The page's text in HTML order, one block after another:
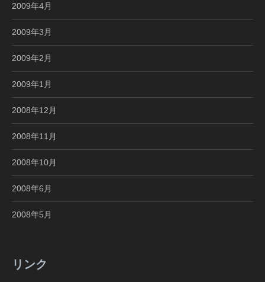
2009年4月
2009年3月
2009年2月
2009年1月
2008年12月
2008年11月
2008年10月
2008年6月
2008年5月
リンク